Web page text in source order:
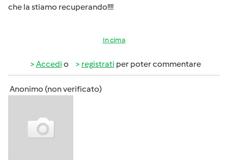
che la stiamo recuperando!!!!
In cima
Accedi o registrati per poter commentare
Anonimo (non verificato)